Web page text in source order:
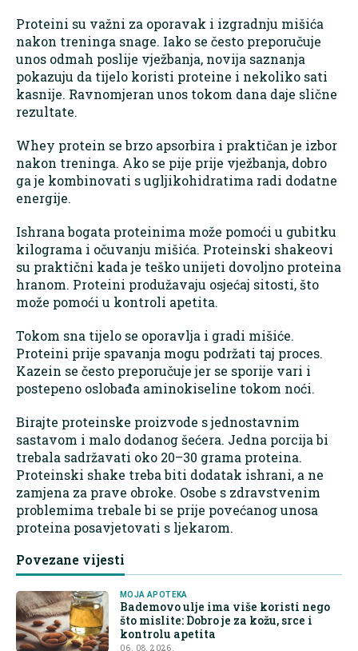
Proteini su važni za oporavak i izgradnju mišića
nakon treninga snage. Iako se često preporučuje
unos odmah poslije vježbanja, novija saznanja
pokazuju da tijelo koristi proteine i nekoliko sati
kasnije. Ravnomjeran unos tokom dana daje slične
rezultate.
Whey protein se brzo apsorbira i praktičan je izbor
nakon treninga. Ako se pije prije vježbanja, dobro
ga je kombinovati s ugljikohidratima radi dodatne
energije.
Ishrana bogata proteinima može pomoći u gubitku
kilograma i očuvanju mišića. Proteinski shakeovi
su praktični kada je teško unijeti dovoljno proteina
hranom. Proteini produžavaju osjećaj sitosti, što
može pomoći u kontroli apetita.
Tokom sna tijelo se oporavlja i gradi mišiće.
Proteini prije spavanja mogu podržati taj proces.
Kazein se često preporučuje jer se sporije vari i
postepeno oslobađa aminokiseline tokom noći.
Birajte proteinske proizvode s jednostavnim
sastavom i malo dodanog šećera. Jedna porcija bi
trebala sadržavati oko 20–30 grama proteina.
Proteinski shake treba biti dodatak ishrani, a ne
zamjena za prave obroke. Osobe s zdravstvenim
problemima trebale bi se prije povećanog unosa
proteina posavjetovati s ljekarom.
Povezane vijesti
MOJA APOTEKA
Bademovo ulje ima više koristi nego
što mislite: Dobro je za kožu, srce i
kontrolu apetita
06. 08. 2026.